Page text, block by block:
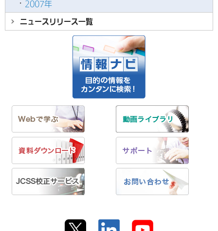
2007年
ニュースリリース一覧